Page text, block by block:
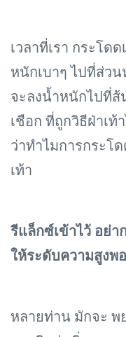
เวลาที่เรา กระโด
หนักเบาๆ ไปที่ส่ว
จะลงน้ำหนักไปที่ส้
เชือก ที่ถูกวิธีฝ่าเ
ว่าทำไมการกระโ
เท้า
รีแล็กซ์เข้าไว้ อย่า
ให้ระดับความสูงพ
หลายท่าน มักจะ พ